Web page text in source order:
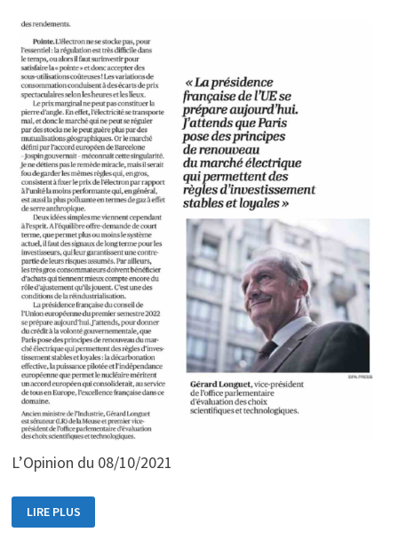
L’Opinion du 08/10/2021
LE
NUCLÉAIRE,
LIRE PLUS